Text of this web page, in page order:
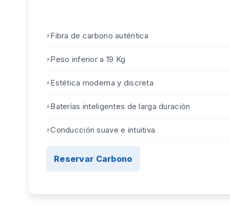
Fibra de carbono auténtica
Peso inferior a 19 Kg
Estética moderna y discreta
Baterías inteligentes de larga duración
Conducción suave e intuitiva
Reservar Carbono